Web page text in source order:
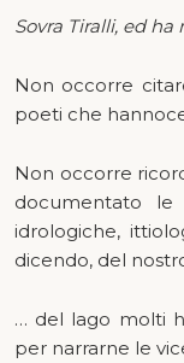
Sovra Tiralli, ed ha
Non occorre
poeti che
Non occorre
documentato le
idrologiche,
dicendo, del
… del lago molti
per narrarne le